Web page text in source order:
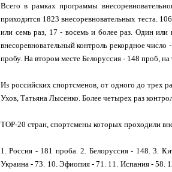
Всего в рамках программы
приходится 1823 внесоревновательных теста.
или семь раз, 17 - восемь и более раз. Один или
внесоревновательный контроль рекордное
пробу. На втором месте Белоруссия - 148 проб,
Из российских спортсменов, от одного до трех
Ухов, Татьяна Лысенко. Более четырех раз
TOP-20 стран, спортсмены которых проходили
1. Россия - 181 проба. 2. Белоруссия - 148. 3.
Украина - 73. 10. Эфиопия - 71. 11. Испания - 58.